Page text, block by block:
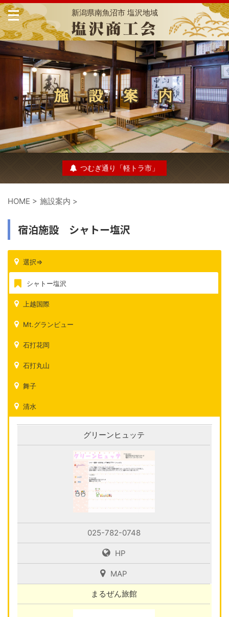
新潟県南魚沼市 塩沢地域
施 設 案 内
つむぎ通り「軽トラ市」
HOME > 施設案内 >
宿泊施設 シャトー塩沢
選択⇒
シャトー塩沢
上越国際
Mt.グランビュー
石打花岡
石打丸山
舞子
清水
グリーンヒュッテ
025-782-0748
HP
MAP
まるぜん旅館